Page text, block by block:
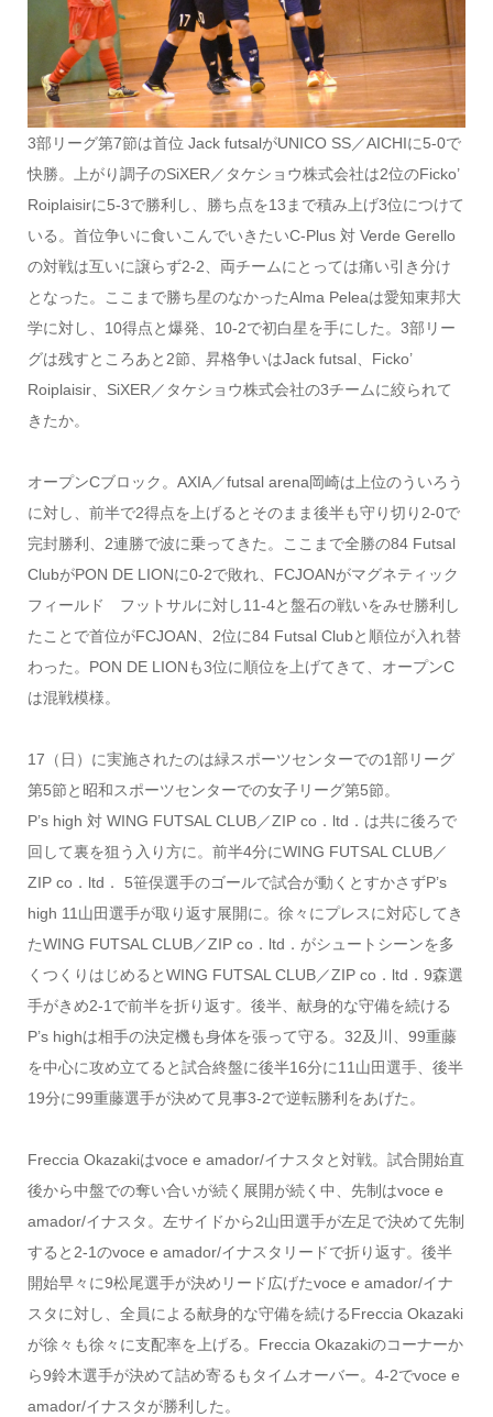
3部リーグ第7節は首位 Jack futsalがUNICO SS／AICHIに5-0で
快勝。上がり調子のSiXER／タケショウ株式会社は2位のFicko’
Roiplaisirに5-3で勝利し、勝ち点を13まで積み上げ3位につけて
いる。首位争いに食いこんでいきたいC-Plus 対 Verde Gerello
の対戦は互いに譲らず2-2、両チームにとっては痛い引き分け
となった。ここまで勝ち星のなかったAlma Peleaは愛知東邦大
学に対し、10得点と爆発、10-2で初白星を手にした。3部リー
グは残すところあと2節、昇格争いはJack futsal、Ficko’
Roiplaisir、SiXER／タケショウ株式会社の3チームに絞られて
きたか。
オープンCブロック。AXIA／futsal arena岡崎は上位のういろう
に対し、前半で2得点を上げるとそのまま後半も守り切り2-0で
完封勝利、2連勝で波に乗ってきた。ここまで全勝の84 Futsal
ClubがPON DE LIONに0-2で敗れ、FCJOANがマグネティック
フィールド フットサルに対し11-4と盤石の戦いをみせ勝利し
たことで首位がFCJOAN、2位に84 Futsal Clubと順位が入れ替
わった。PON DE LIONも3位に順位を上げてきて、オープンC
は混戦模様。
17（日）に実施されたのは緑スポーツセンターでの1部リーグ
第5節と昭和スポーツセンターでの女子リーグ第5節。
P’s high 対 WING FUTSAL CLUB／ZIP co．ltd．は共に後ろで
回して裏を狙う入り方に。前半4分にWING FUTSAL CLUB／
ZIP co．ltd． 5笹俣選手のゴールで試合が動くとすかさずP’s
high 11山田選手が取り返す展開に。徐々にプレスに対応してき
たWING FUTSAL CLUB／ZIP co．ltd．がシュートシーンを多
くつくりはじめるとWING FUTSAL CLUB／ZIP co．ltd．9森選
手がきめ2-1で前半を折り返す。後半、献身的な守備を続ける
P’s highは相手の決定機も身体を張って守る。32及川、99重藤
を中心に攻め立てると試合終盤に後半16分に11山田選手、後半
19分に99重藤選手が決めて見事3-2で逆転勝利をあげた。
Freccia Okazakiはvoce e amador/イナスタと対戦。試合開始直
後から中盤での奪い合いが続く展開が続く中、先制はvoce e
amador/イナスタ。左サイドから2山田選手が左足で決めて先制
すると2-1のvoce e amador/イナスタリードで折り返す。後半
開始早々に9松尾選手が決めリード広げたvoce e amador/イナ
スタに対し、全員による献身的な守備を続けるFreccia Okazaki
が徐々も徐々に支配率を上げる。Freccia Okazakiのコーナーか
ら9鈴木選手が決めて詰め寄るもタイムオーバー。4-2でvoce e
amador/イナスタが勝利した。